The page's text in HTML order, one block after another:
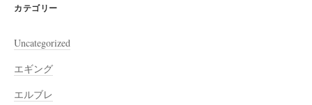
カテゴリー
Uncategorized
エギング
エルブレ